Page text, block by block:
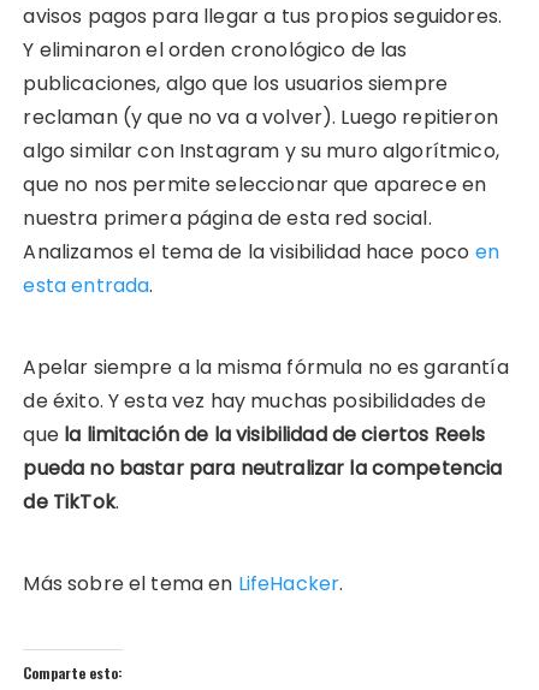
avisos pagos para llegar a tus propios seguidores.
Y eliminaron el orden cronológico de las
publicaciones, algo que los usuarios siempre
reclaman (y que no va a volver). Luego repitieron
algo similar con Instagram y su muro algorítmico,
que no nos permite seleccionar que aparece en
nuestra primera página de esta red social.
Analizamos el tema de la visibilidad hace poco en
esta entrada.
Apelar siempre a la misma fórmula no es garantía
de éxito. Y esta vez hay muchas posibilidades de
que la limitación de la visibilidad de ciertos Reels
pueda no bastar para neutralizar la competencia
de TikTok.
Más sobre el tema en LifeHacker.
Comparte esto: